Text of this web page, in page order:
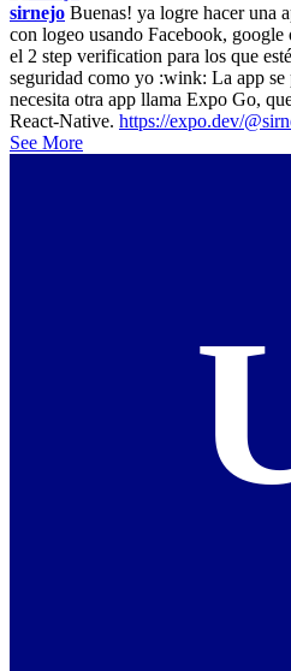
sirnejo Buenas! ya logre hacer una
con logeo usando Facebook,
el 2 step verification para los que
seguridad como yo :wink: La app se
necesita otra app llama Expo Go,
React-Native. https://expo.dev/
See More